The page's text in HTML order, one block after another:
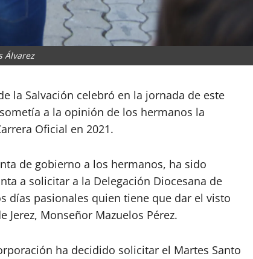
Álvarez
la Salvación celebró en la jornada de este
a la opinión de los hermanos la
Oficial en 2021.
de gobierno a los hermanos, ha sido
a solicitar a la Delegación Diocesana de
días pasionales quien tiene que dar el visto
Monseñor Mazuelos Pérez.
ha decidido solicitar el Martes Santo